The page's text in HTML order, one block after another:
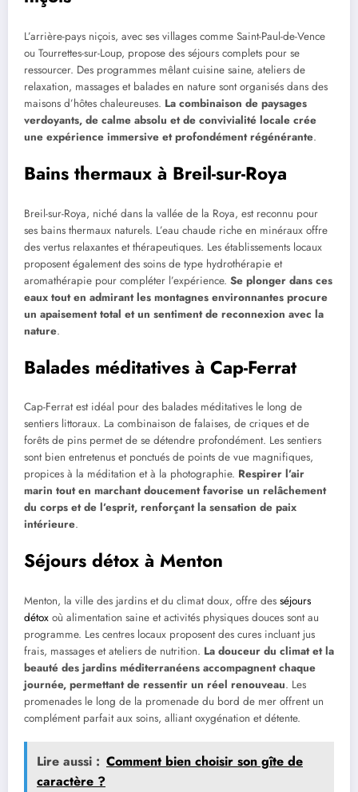
L’arrière-pays niçois, avec ses villages comme Saint-Paul-de-Vence
ou Tourrettes-sur-Loup, propose des séjours complets pour se
ressourcer. Des programmes mêlant cuisine saine, ateliers de
relaxation, massages et balades en nature sont organisés dans des
maisons d’hôtes chaleureuses. La combinaison de paysages
verdoyants, de calme absolu et de convivialité locale crée
une expérience immersive et profondément régénérante.
Bains thermaux à Breil-sur-Roya
Breil-sur-Roya, niché dans la vallée de la Roya, est reconnu pour
ses bains thermaux naturels. L’eau chaude riche en minéraux offre
des vertus relaxantes et thérapeutiques. Les établissements locaux
proposent également des soins de type hydrothérapie et
aromathérapie pour compléter l’expérience. Se plonger dans ces
eaux tout en admirant les montagnes environnantes procure
un apaisement total et un sentiment de reconnexion avec la
nature.
Balades méditatives à Cap-Ferrat
Cap-Ferrat est idéal pour des balades méditatives le long de
sentiers littoraux. La combinaison de falaises, de criques et de
forêts de pins permet de se détendre profondément. Les sentiers
sont bien entretenus et ponctués de points de vue magnifiques,
propices à la méditation et à la photographie. Respirer l’air
marin tout en marchant doucement favorise un relâchement
du corps et de l’esprit, renforçant la sensation de paix
intérieure.
Séjours détox à Menton
Menton, la ville des jardins et du climat doux, offre des séjours
détox où alimentation saine et activités physiques douces sont au
programme. Les centres locaux proposent des cures incluant jus
frais, massages et ateliers de nutrition. La douceur du climat et la
beauté des jardins méditerranéens accompagnent chaque
journée, permettant de ressentir un réel renouveau. Les
promenades le long de la promenade du bord de mer offrent un
complément parfait aux soins, alliant oxygénation et détente.
Lire aussi : Comment bien choisir son gîte de
caractère ?